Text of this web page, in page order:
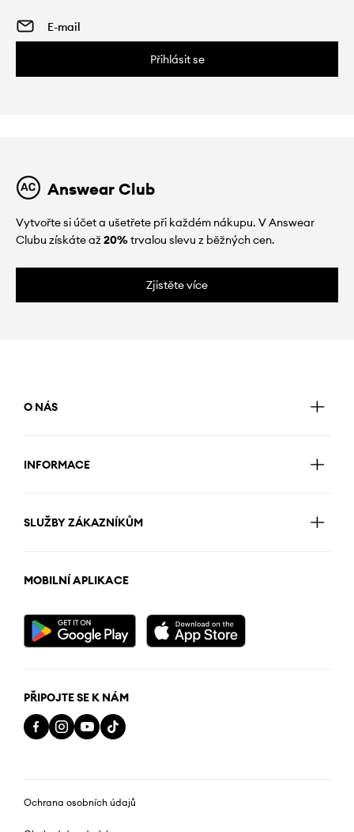
Přihlásit se
Answear Club
Vytvořte si účet a ušetřete při každém nákupu. V Answear
Clubu získáte až20%trvalou slevu z běžných cen.
Zjistěte více
O NÁS
INFORMACE
SLUŽBY ZÁKAZNÍKŮM
MOBILNÍ APLIKACE
PŘIPOJTE SE K NÁM
Ochrana osobních údajů